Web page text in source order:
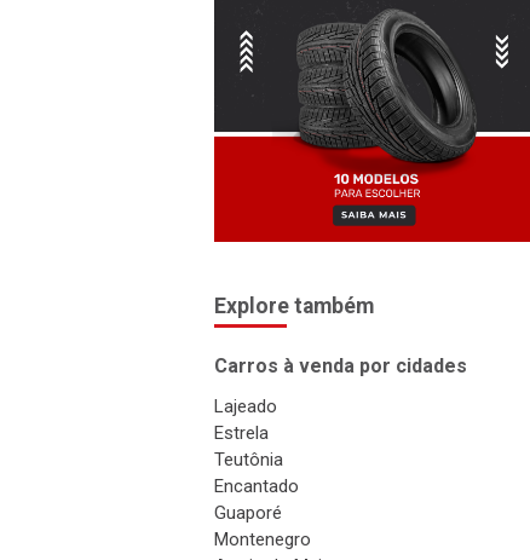
Explore também
Carros à venda por cidades
Lajeado
Estrela
Teutônia
Encantado
Guaporé
Montenegro